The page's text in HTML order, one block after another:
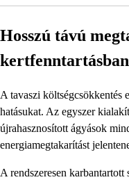
Hosszú távú
kertfenntartásban
A tavaszi költségcsökkentés
hatásukat. Az egyszer
újrahasznosított ágyások
energiamegtakarítást
A rendszeresen karbantartott